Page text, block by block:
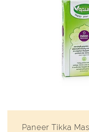
Paneer Tikka